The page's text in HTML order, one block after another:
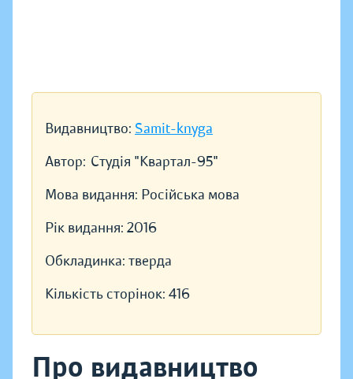
Видавництво: Samit-knyga
Автор: Студія "Квартал-95"
Мова видання: Російська мова
Рік видання: 2016
Обкладинка: тверда
Кількість сторінок: 416
Про видавництво